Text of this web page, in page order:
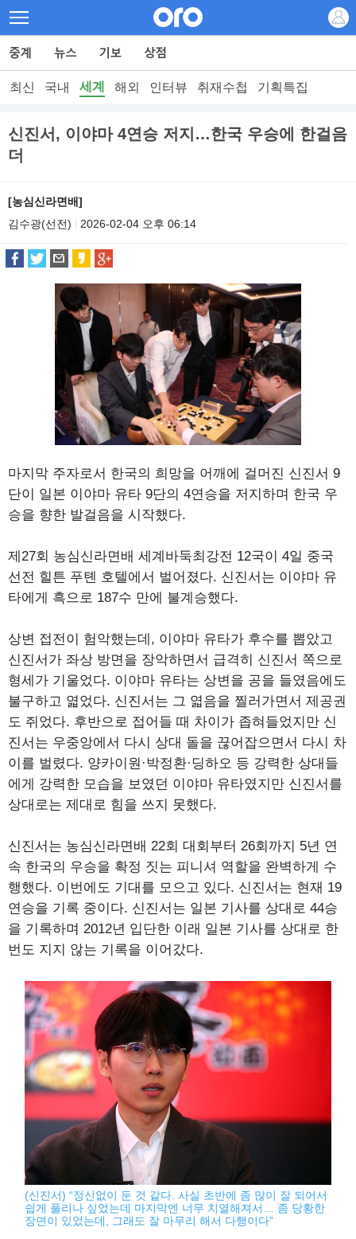
최신 국내 세계 해외 인터뷰 취재수첩 기획특집
신진서, 이야마 4연승 저지…한국 우승에 한걸음
더
[농심신라면배]
김수광(선전)
2026-02-04 오후 06:14
마지막 주자로서 한국의 희망을 어깨에 걸머진 신진서 9
단이 일본 이야마 유타 9단의 4연승을 저지하며 한국 우
승을 향한 발걸음을 시작했다.
제27회 농심신라면배 세계바둑최강전 12국이 4일 중국
선전 힐튼 푸톈 호텔에서 벌어졌다. 신진서는 이야마 유
타에게 흑으로 187수 만에 불계승했다.
상변 접전이 험악했는데, 이야마 유타가 후수를 뽑았고
신진서가 좌상 방면을 장악하면서 급격히 신진서 쪽으로
형세가 기울었다. 이야마 유타는 상변을 공을 들였음에도
불구하고 엷었다. 신진서는 그 엷음을 찔러가면서 제공권
도 쥐었다. 후반으로 접어들 때 차이가 좁혀들었지만 신
진서는 우중앙에서 다시 상대 돌을 끊어잡으면서 다시 차
이를 벌렸다. 양카이원·박정환·딩하오 등 강력한 상대들
에게 강력한 모습을 보였던 이야마 유타였지만 신진서를
상대로는 제대로 힘을 쓰지 못했다.
신진서는 농심신라면배 22회 대회부터 26회까지 5년 연
속 한국의 우승을 확정 짓는 피니셔 역할을 완벽하게 수
행했다. 이번에도 기대를 모으고 있다. 신진서는 현재 19
연승을 기록 중이다. 신진서는 일본 기사를 상대로 44승
을 기록하며 2012년 입단한 이래 일본 기사를 상대로 한
번도 지지 않는 기록을 이어갔다.
(신진서) “정신없이 둔 것 같다. 사실 초반에 좀 많이 잘 되어서
쉽게 풀리나 싶었는데 마지막엔 너무 치열해져서… 좀 당황한
장면이 있었는데, 그래도 잘 마무리 해서 다행이다”